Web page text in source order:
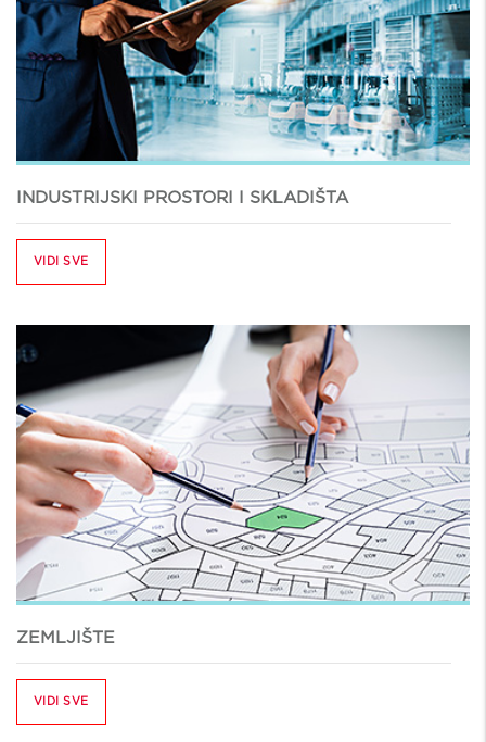
INDUSTRIJSKI PROSTORI I SKLADIŠTA
VIDI SVE
ZEMLJIŠTE
VIDI SVE